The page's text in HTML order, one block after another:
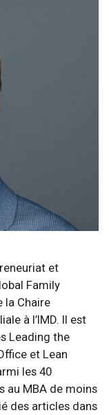
et
Family
la Chaire
à l’IMD. Il est
Leading the
et Lean
les 40
au MBA de moins
des articles dans